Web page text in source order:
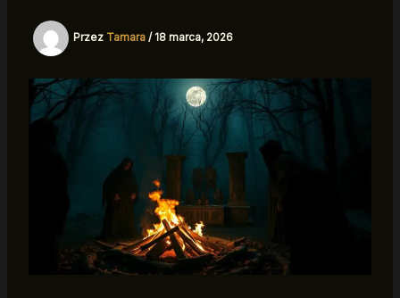
Przez Tamara / 18 marca, 2026